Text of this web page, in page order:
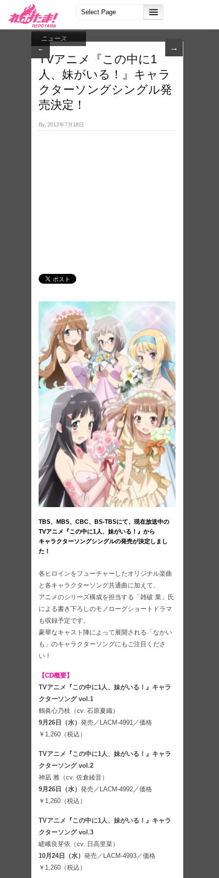
← →
ニュース
TVアニメ『この中に1
人、妹がいる！』キャラ
クターソングシングル発
売決定！
By, 2012年7月18日
TBS、MBS、CBC、BS-TBSにて、現在放送中の
TVアニメ『この中に1人、妹がいる！』から
キャラクターソングシングルの発売が決定しまし
た！
各ヒロインをフューチャーしたオリジナル楽曲
と各キャラクターソング共通曲に加えて、
アニメのシリーズ構成を担当する「雑破 業」氏
による書き下ろしのモノローグショートドラマ
も収録予定です。
豪華なキャスト陣によって展開される「なかい
も」のキャラクターソングにもご注目くださ
い！
【CD概要】
TVアニメ『この中に1人、妹がいる！』キャラ
クターソング vol.1
鶴眞心乃枝（cv. 石原夏織）
9月26日（水） 発売／LACM-4991／価格
￥1,260（税込）
TVアニメ『この中に1人、妹がいる！』キャラ
クターソング vol.2
神凪 雅（cv. 佐倉綾音）
9月26日（水） 発売／LACM-4992／価格
￥1,260（税込）
TVアニメ『この中に1人、妹がいる！』キャラ
クターソング vol.3
嵯峨良芽依（cv. 日高里菜）
10月24日（水） 発売／LACM-4993／価格
￥1,260（税込）